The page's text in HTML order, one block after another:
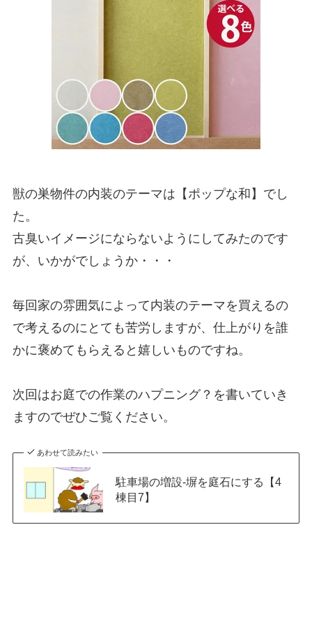
獣の巣物件の内装のテーマは【ポップな和】でし
た。
古臭いイメージにならないようにしてみたのです
が、いかがでしょうか・・・
毎回家の雰囲気によって内装のテーマを買えるの
で考えるのにとても苦労しますが、仕上がりを誰
かに褒めてもらえると嬉しいものですね。
次回はお庭での作業のハプニング？を書いていき
ますのでぜひご覧ください。
あわせて読みたい
駐車場の増設-塀を庭石にする【4
棟目7】